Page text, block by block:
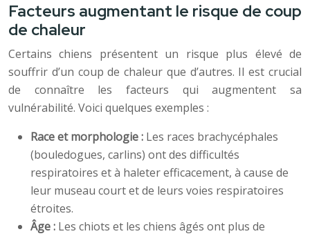
Facteurs augmentant le risque de coup
de chaleur
Certains chiens présentent un risque plus élevé de
souffrir d’un coup de chaleur que d’autres. Il est crucial
de connaître les facteurs qui augmentent sa
vulnérabilité. Voici quelques exemples :
Race et morphologie : Les races brachycéphales
(bouledogues, carlins) ont des difficultés
respiratoires et à haleter efficacement, à cause de
leur museau court et de leurs voies respiratoires
étroites.
Âge : Les chiots et les chiens âgés ont plus de